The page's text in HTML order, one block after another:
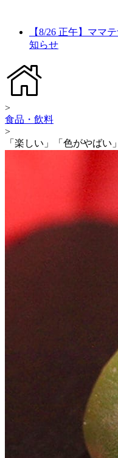
【8/26 正午】ママ
知らせ
>
食品・飲料
>
「楽しい」「色がやばい